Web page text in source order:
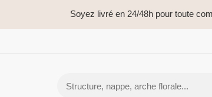
Soyez livré en 24/48h pour toute